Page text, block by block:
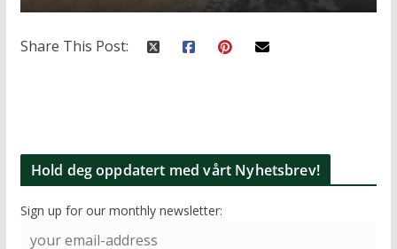
Share This Post:
Hold deg oppdatert med vårt Nyhetsbrev!
Sign up for our monthly newsletter: